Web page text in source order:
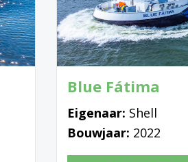
Blue Fátima
Eigenaar: Shell
Bouwjaar: 2022